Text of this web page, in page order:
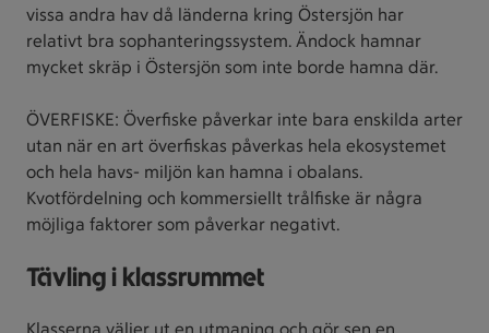
vissa andra hav då länderna kring Östersjön har
relativt bra sophanteringssystem. Ändock hamnar
mycket skräp i Östersjön som inte borde hamna där.
ÖVERFISKE: Överfiske påverkar inte bara enskilda arter
utan när en art överfiskas påverkas hela ekosystemet
och hela havs- miljön kan hamna i obalans.
Kvotfördelning och kommersiellt trålfiske är några
möjliga faktorer som påverkar negativt.
Tävling i klassrummet